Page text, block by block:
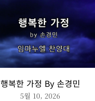
행복한 가정 By 손경민
5월 10, 2026